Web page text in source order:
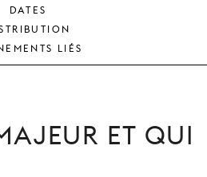
DATES
LIÉS
ET QUI